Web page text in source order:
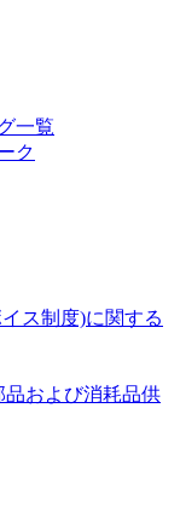
一覧
ク
ス制度)に関する
および消耗品供